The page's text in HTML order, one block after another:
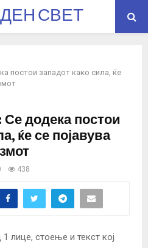
СВЕТ
постои западот како сила, ќе
додека постои
ќе се појавува
438